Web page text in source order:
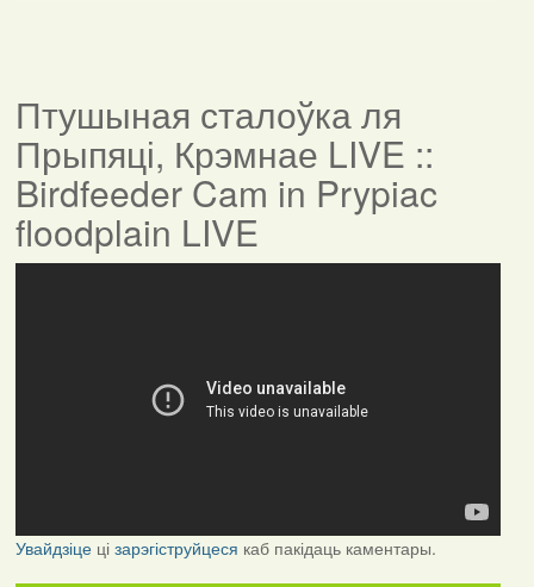
Птушыная сталоўка ля
Прыпяці, Крэмнае LIVE ::
Birdfeeder Cam in Prypiac
floodplain LIVE
Увайдзіцеці зарэгіструйцеся каб пакідаць каментары.